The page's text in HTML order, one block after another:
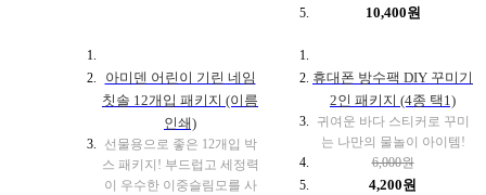
10,400원
아미덴 어린이 기린 네임
칫솔 12개입 패키지 (이름
인쇄)
선물용으로 좋은 12개입 박
스 패키지! 부드럽고 세정력
이 우수한 이중슬림모를 사
휴대폰 방수팩 DIY 꾸미기
2인 패키지 (4종 택1)
귀여운 바다 스티커로 꾸미
는 나만의 물놀이 아이템!
6,000원
4,200원